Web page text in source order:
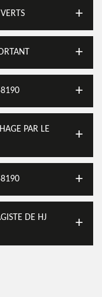
PAR LE
DE HJ